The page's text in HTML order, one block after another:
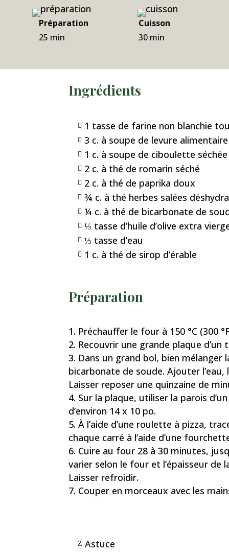
Préparation
25 min
Cuisson
30 min
Ingrédients
 1 tasse de farine non blanchie
 3 c. à soupe de levure
 1 c. à soupe de ciboulette séchée
 2 c. à thé de romarin séché
 2 c. à thé de paprika doux
 ¾ c. à thé herbes salées
 ¼ c. à thé de bicarbonate de
 ⅓ tasse d’huile d’olive extra
 ⅓ tasse d’eau
 1 c. à thé de sirop d’érable
Préparation
Préchauffer le four à 150 °C (300
Recouvrir une grande plaque d’un
Dans un grand bol, bien
bicarbonate de soude. Ajouter l’eau,
Laisser reposer une quinzaine de
Sur la plaque, utiliser la parois
d’environ 14 x 10 po.
À l’aide d’une roulette à pizza,
chaque carré à l’aide d’une
Cuire au four 28 à 30 minutes,
varier selon le four et l’épaisseur
Laisser refroidir.
Couper en morceaux avec les
Z Astuce